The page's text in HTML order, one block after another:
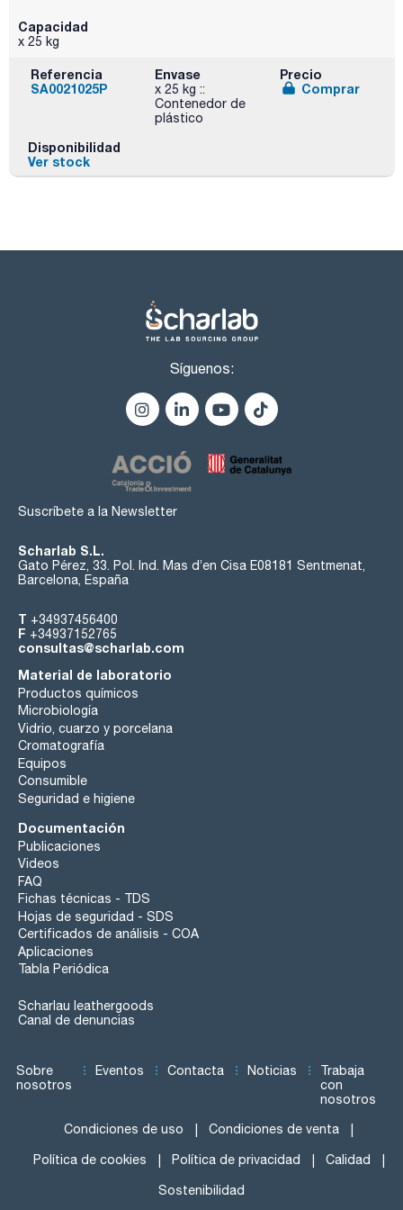
Capacidad
x 25 kg
Referencia
SA0021025P
Envase
x 25 kg ::
Contenedor de
plástico
Precio
Comprar
Disponibilidad
Ver stock
Síguenos:
Suscríbete a la Newsletter
Scharlab S.L.
Gato Pérez, 33. Pol. Ind. Mas d’en Cisa E08181 Sentmenat,
Barcelona, España
T +34937456400
F +34937152765
consultas@scharlab.com
Material de laboratorio
Productos químicos
Microbiología
Vidrio, cuarzo y porcelana
Cromatografía
Equipos
Consumible
Seguridad e higiene
Documentación
Publicaciones
Videos
FAQ
Fichas técnicas - TDS
Hojas de seguridad - SDS
Certificados de análisis - COA
Aplicaciones
Tabla Periódica
Scharlau leathergoods
Canal de denuncias
Sobre
nosotros
Eventos Contacta Noticias
Trabaja
con
nosotros
Condiciones de uso Condiciones de venta
Política de cookies Política de privacidad Calidad
Sostenibilidad